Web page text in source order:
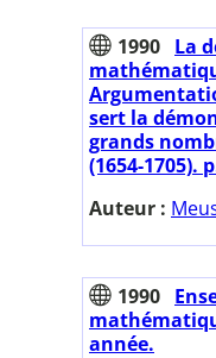
1990 La
sert la
grands
(1654-1705).
Auteur :
1990
année.